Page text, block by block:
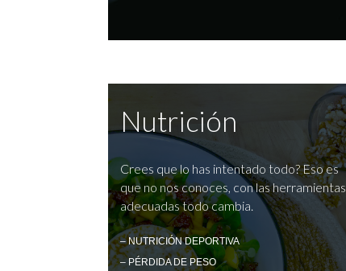
Nutrición
Crees que lo has intentado todo? Eso es
que no nos conoces, con las herramientas
adecuadas todo cambia.
– NUTRICIÓN DEPORTIVA
– PÉRDIDA DE PESO